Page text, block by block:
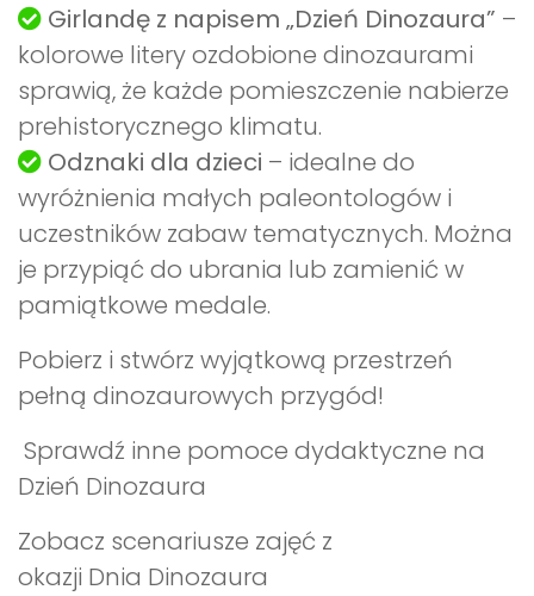
Girlandę z napisem „Dzień Dinozaura” –
kolorowe litery ozdobione dinozaurami
sprawią, że każde pomieszczenie nabierze
prehistorycznego klimatu.
Odznaki dla dzieci – idealne do
wyróżnienia małych paleontologów i
uczestników zabaw tematycznych. Można
je przypiąć do ubrania lub zamienić w
pamiątkowe medale.
Pobierz i stwórz wyjątkową przestrzeń
pełną dinozaurowych przygód!
Sprawdź inne pomoce dydaktyczne na
Dzień Dinozaura
Zobacz scenariusze zajęć z
okazji Dnia Dinozaura